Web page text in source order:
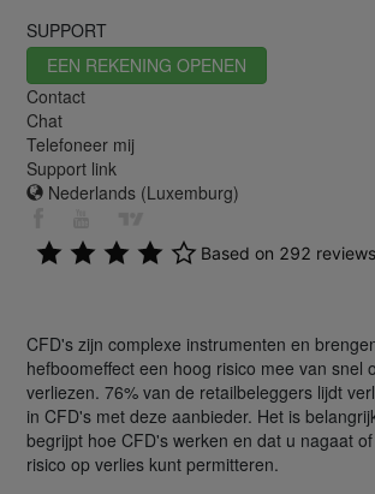
SUPPORT
EEN REKENING OPENEN
Contact
Chat
Telefoneer mij
Support link
Nederlands (Luxemburg)
CFD's zijn complexe instrumenten en
hefboomeffect een hoog risico mee van snel
verliezen. 76% van de retailbeleggers lijdt
in CFD's met deze aanbieder. Het is
begrijpt hoe CFD's werken en dat u nagaat
risico op verlies kunt permitteren.